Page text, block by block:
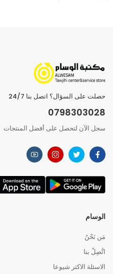
حصلت على السؤال؟ اتصل بنا 24/7
0798303028
سجل الآن لتحصل على أفضل المنتجات
الوسام
مَن نَحْنُ
اتَّصِلْ بنا
الاسئلة الاكثر شيوعا